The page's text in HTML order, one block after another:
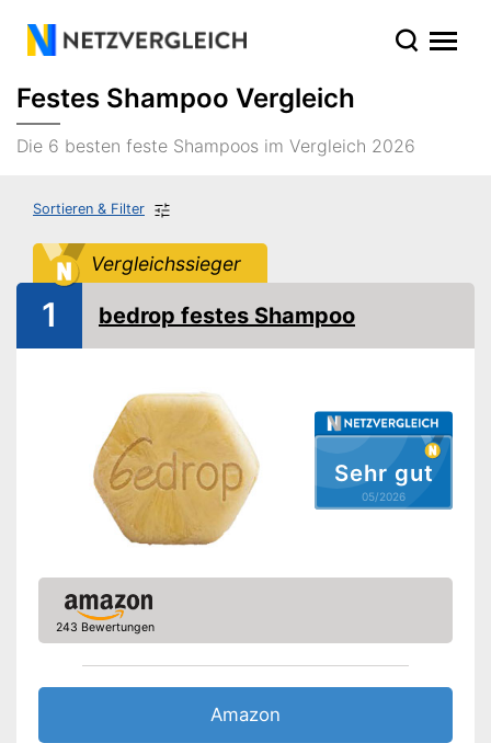
Festes Shampoo Vergleich
Die 6 besten feste Shampoos im Vergleich 2026
Sortieren & Filter
Vergleichssieger
Sehr gut
05/2026
1 bedrop festes Shampoo
243 Bewertungen
Amazon